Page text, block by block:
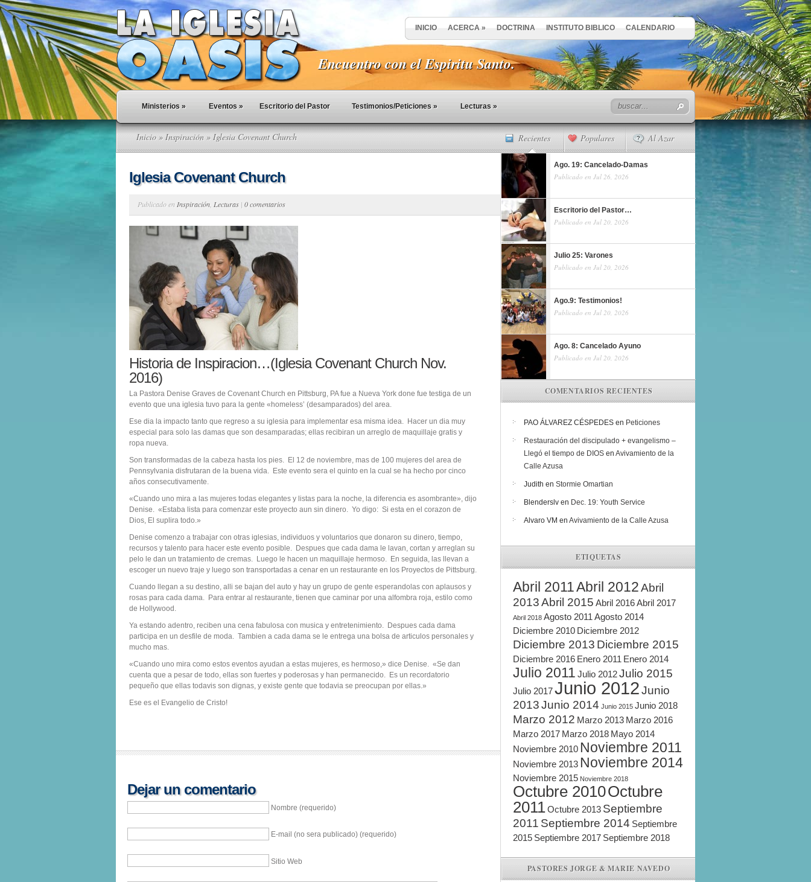
INICIO ACERCA » DOCTRINA INSTITUTO BIBLICO CALENDARIO
Encuentro con el Espiritu Santo.
Ministerios » Eventos » Escritorio del Pastor Testimonios/Peticiones » Lecturas »
Inicio » Inspiración » Iglesia Covenant Church
Iglesia Covenant Church
Publicado en Inspiración Lecturas | 0 comentarios
Historia de Inspiracion…(Iglesia Covenant Church Nov.
2016)
La Pastora Denise Graves de Covenant Church en Pittsburg, PA fue a Nueva York done fue testiga de un
evento que una iglesia tuvo para la gente «homeless’ (desamparados) del area.
Ese dia la impacto tanto que regreso a su iglesia para implementar esa misma idea. Hacer un dia muy
especial para solo las damas que son desamparadas; ellas recibiran un arreglo de maquillaje gratis y
ropa nueva.
Son transformadas de la cabeza hasta los pies. El 12 de noviembre, mas de 100 mujeres del area de
Pennsylvania disfrutaran de la buena vida. Este evento sera el quinto en la cual se ha hecho por cinco
años consecutivamente.
«Cuando uno mira a las mujeres todas elegantes y listas para la noche, la diferencia es asombrante», dijo
Denise. «Estaba lista para comenzar este proyecto aun sin dinero. Yo digo: Si esta en el corazon de
Dios, El suplira todo.»
Denise comenzo a trabajar con otras iglesias, individuos y voluntarios que donaron su dinero, tiempo,
recursos y talento para hacer este evento posible. Despues que cada dama le lavan, cortan y arreglan su
pelo le dan un tratamiento de cremas. Luego le hacen un maquillaje hermoso. En seguida, las llevan a
escoger un nuevo traje y luego son transportadas a cenar en un restaurante en los Proyectos de Pittsburg.
Cuando llegan a su destino, alli se bajan del auto y hay un grupo de gente esperandolas con aplausos y
rosas para cada dama. Para entrar al restaurante, tienen que caminar por una alfombra roja, estilo como
de Hollywood.
Ya estando adentro, reciben una cena fabulosa con musica y entretenimiento. Despues cada dama
participa en un desfile de moda. Tambien a cada dama se le entrega una bolsa de articulos personales y
mucho mas.
«Cuando uno mira como estos eventos ayudan a estas mujeres, es hermoso,» dice Denise. «Se dan
cuenta que a pesar de todo, ellas son fuertes y poderosas y han permanecido. Es un recordatorio
pequeño que ellas todavis son dignas, y existe gente que todavia se preocupan por ellas.»
Ese es el Evangelio de Cristo!
Dejar un comentario
Nombre (requerido)
E-mail (no sera publicado) (requerido)
Sitio Web
Recientes Populares Al Azar
Ago. 19: Cancelado-Damas
Publicado en Jul 26, 2026
Escritorio del Pastor…
Publicado en Jul 20, 2026
Julio 25: Varones
Publicado en Jul 20, 2026
Ago.9: Testimonios!
Publicado en Jul 20, 2026
Ago. 8: Cancelado Ayuno
Publicado en Jul 20, 2026
COMENTARIOS RECIENTES
PAO ÁLVAREZ CÉSPEDES en Peticiones
Restauración del discipulado + evangelismo –
Llegó el tiempo de DIOS en Avivamiento de la
Calle Azusa
Judith en Stormie Omartian
Blenderslv en Dec. 19: Youth Service
Alvaro VM en Avivamiento de la Calle Azusa
ETIQUETAS
Abril 2011Abril 2012Abril
2013Abril 2015 Abril 2016Abril 2017
Abril 2018 Agosto 2011 Agosto 2014
Diciembre 2010 Diciembre 2012
Diciembre 2013 Diciembre 2015
Diciembre 2016 Enero 2011 Enero 2014
Julio 2011 Julio 2012Julio 2015
Julio 2017Junio 2012Junio
2013Junio 2014 Junio 2015 Junio 2018
Marzo 2012 Marzo 2013 Marzo 2016
Marzo 2017 Marzo 2018 Mayo 2014
Noviembre 2010 Noviembre 2011
Noviembre 2013 Noviembre 2014
Noviembre 2015 Noviembre 2018
Octubre 2010Octubre
2011Octubre 2013 Septiembre
2011 Septiembre 2014 Septiembre
2015 Septiembre 2017 Septiembre 2018
PASTORES JORGE & MARIE NAVEDO